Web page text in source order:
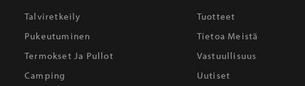
Talviretkeily
Pukeutuminen
Termokset Ja Pullot
Camping
Tuotteet
Tietoa Meistä
Vastuullisuus
Uutiset